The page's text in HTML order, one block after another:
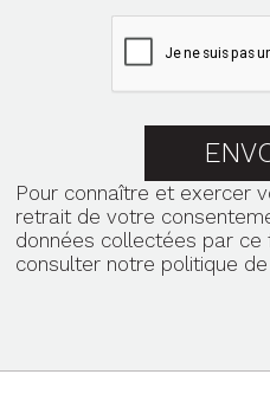
Pour connaître et exercer
retrait de votre
données collectées par
consulter notre politique